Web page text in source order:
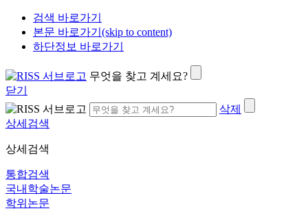
검색 바로가기
본문 바로가기(skip to content)
하단정보 바로가기
무엇을 찾고 계세요?
닫기
삭제
상세검색
상세검색
통합검색
국내학술논문
학위논문